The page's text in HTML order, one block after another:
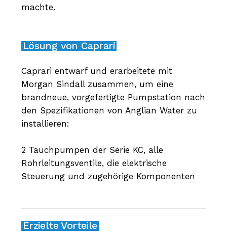
machte.
Lösung von Caprari
Caprari entwarf und erarbeitete mit
Morgan Sindall zusammen, um eine
brandneue, vorgefertigte Pumpstation nach
den Spezifikationen von Anglian Water zu
installieren:
2 Tauchpumpen der Serie KC, alle
Rohrleitungsventile, die elektrische
Steuerung und zugehörige Komponenten
Erzielte Vorteile